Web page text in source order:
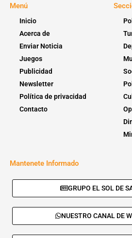
Menú
Inicio
Acerca de
Enviar Noticia
Juegos
Publicidad
Newsletter
Política de privacidad
Contacto
Mantenete Informado
GRUPO EL SOL DE
NUESTRO CANAL DE